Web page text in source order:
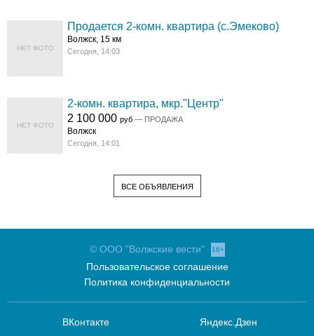
НЕТ ФОТО
Продается 2-комн. квартира (с.Эмеково)
Волжск, 15 км
Сегодня, 14:03
НЕТ ФОТО
2-комн. квартира, мкр."Центр"
2 100 000руб — ПРОДАЖА
Волжск
Сегодня, 14:01
ВСЕ ОБЪЯВЛЕНИЯ
© ООО "Волжские вести" 16+
Пользовательское соглашение
Политика конфиденциальности
ВКонтакте
Яндекс.Дзен